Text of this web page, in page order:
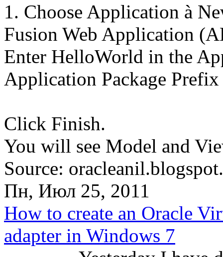
1. Choose Application à
Fusion Web Application
Enter HelloWorld in the
Application Package
Click Finish.
You will see Model and
Source:
Пн, Июл 25, 2011
How to create an Oracle
adapter in Windows 7